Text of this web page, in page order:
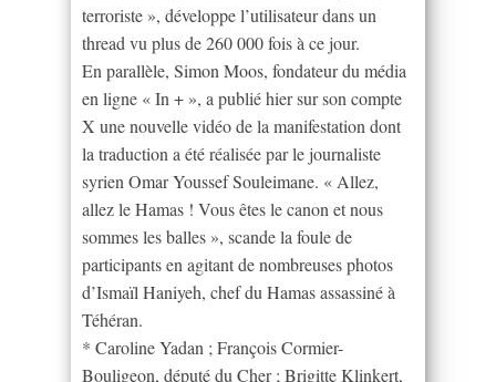
terroriste », développe l’utilisateur dans un
thread vu plus de 260 000 fois à ce jour.
En parallèle, Simon Moos, fondateur du média
en ligne « In + », a publié hier sur son compte
X une nouvelle vidéo de la manifestation dont
la traduction a été réalisée par le journaliste
syrien Omar Youssef Souleimane. « Allez,
allez le Hamas ! Vous êtes le canon et nous
sommes les balles », scande la foule de
participants en agitant de nombreuses photos
d’Ismaïl Haniyeh, chef du Hamas assassiné à
Téhéran.
* Caroline Yadan ; François Cormier-
Bouligeon, député du Cher ; Brigitte Klinkert,